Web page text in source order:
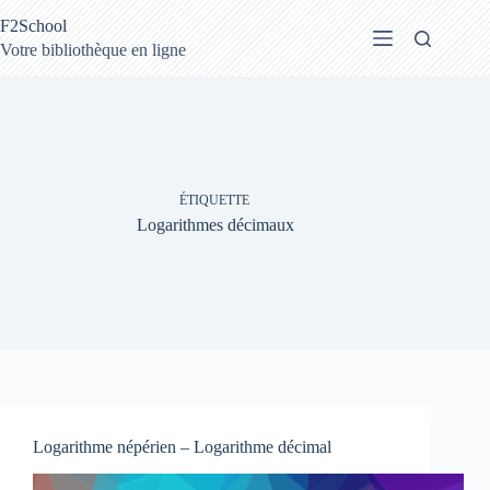
au
contenu
F2School
Votre bibliothèque en ligne
ÉTIQUETTE
Logarithmes décimaux
Logarithme népérien – Logarithme décimal